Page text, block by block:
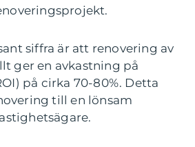
siffra är att renovering av
ger en avkastning på
på cirka 70-80%. Detta
till en lönsam